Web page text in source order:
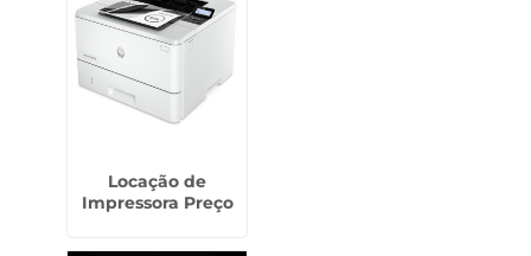
Locação de
Impressora Preço